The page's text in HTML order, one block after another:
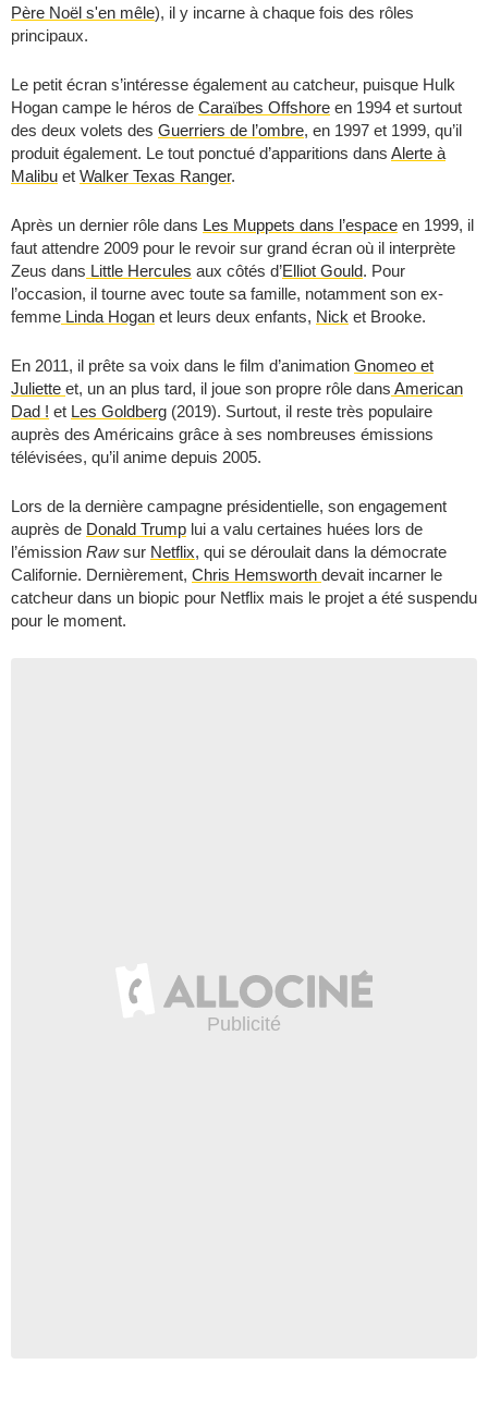
Père Noël s'en mêle), il y incarne à chaque fois des rôles
principaux.
Le petit écran s’intéresse également au catcheur, puisque Hulk
Hogan campe le héros de Caraïbes Offshore en 1994 et surtout
des deux volets des Guerriers de l’ombre, en 1997 et 1999, qu’il
produit également. Le tout ponctué d’apparitions dans Alerte à
Malibu et Walker Texas Ranger.
Après un dernier rôle dans Les Muppets dans l’espace en 1999, il
faut attendre 2009 pour le revoir sur grand écran où il interprète
Zeus dans Little Hercules aux côtés d’Elliot Gould. Pour
l’occasion, il tourne avec toute sa famille, notamment son ex-
femme Linda Hogan et leurs deux enfants, Nick et Brooke.
En 2011, il prête sa voix dans le film d’animation Gnomeo et
Juliette et, un an plus tard, il joue son propre rôle dans American
Dad ! et Les Goldberg (2019). Surtout, il reste très populaire
auprès des Américains grâce à ses nombreuses émissions
télévisées, qu’il anime depuis 2005.
Lors de la dernière campagne présidentielle, son engagement
auprès de Donald Trump lui a valu certaines huées lors de
l’émission Rawsur Netflix, qui se déroulait dans la démocrate
Californie. Dernièrement, Chris Hemsworth devait incarner le
catcheur dans un biopic pour Netflix mais le projet a été suspendu
pour le moment.